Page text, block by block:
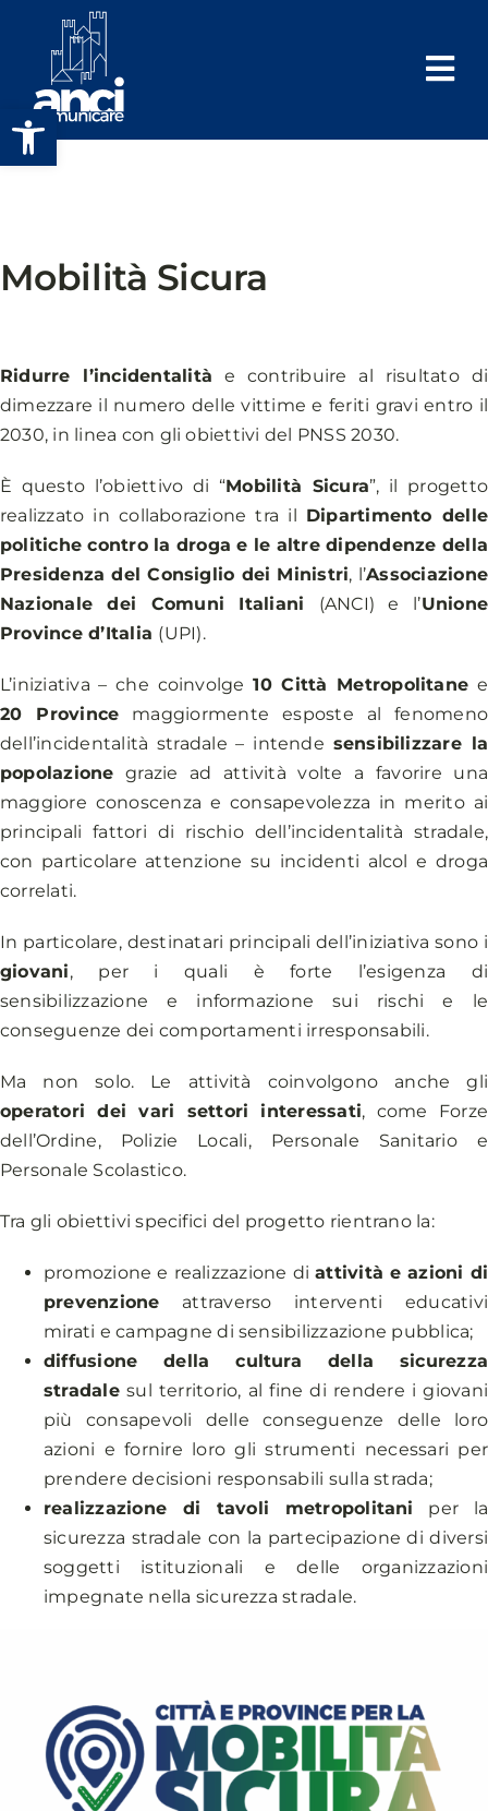
Apri la barra degli strumenti
contenuto
Mobilità Sicura
Ridurre l’incidentalità e contribuire al risultato di
dimezzare il numero delle vittime e feriti gravi entro il
2030, in linea con gli obiettivi del PNSS 2030.
È questo l’obiettivo di “Mobilità Sicura”, il progetto
realizzato in collaborazione tra il Dipartimento delle
politiche contro la droga e le altre dipendenze della
Presidenza del Consiglio dei Ministri, l’Associazione
Nazionale dei Comuni Italiani (ANCI) e l’Unione
Province d’Italia (UPI).
L’iniziativa – che coinvolge10 Città Metropolitane e
20 Province maggiormente esposte al fenomeno
dell’incidentalità stradale – intende sensibilizzare la
popolazione grazie ad attività volte a favorire una
maggiore conoscenza e consapevolezza in merito ai
principali fattori di rischio dell’incidentalità stradale,
con particolare attenzione su incidenti alcol e droga
correlati.
In particolare, destinatari principali dell’iniziativa sono i
giovani, per i quali è forte l’esigenza di
sensibilizzazione e informazione sui rischi e le
conseguenze dei comportamenti irresponsabili.
Ma non solo. Le attività coinvolgono anche gli
operatori dei vari settori interessati, come Forze
dell’Ordine, Polizie Locali, Personale Sanitario e
Personale Scolastico.
Tra gli obiettivi specifici del progetto rientrano la:
promozione e realizzazione diattività e azioni di
prevenzione attraverso interventi educativi
mirati e campagne di sensibilizzazione pubblica;
diffusione della cultura della sicurezza
stradalesul territorio, al fine di rendere i giovani
più consapevoli delle conseguenze delle loro
azioni e fornire loro gli strumenti necessari per
prendere decisioni responsabili sulla strada;
realizzazione di tavoli metropolitani per la
sicurezza stradale con la partecipazione di diversi
soggetti istituzionali e delle organizzazioni
impegnate nella sicurezza stradale.